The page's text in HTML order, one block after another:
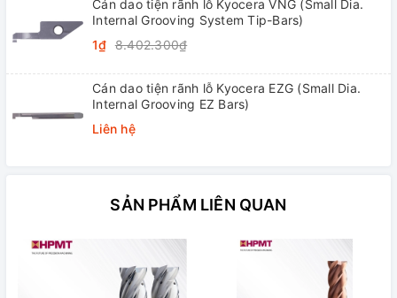
Cán dao tiện rãnh lỗ Kyocera VNG (Small Dia.
Internal Grooving System Tip-Bars)
1₫ 8.402.300₫
Cán dao tiện rãnh lỗ Kyocera EZG (Small Dia.
Internal Grooving EZ Bars)
Liên hệ
SẢN PHẨM LIÊN QUAN